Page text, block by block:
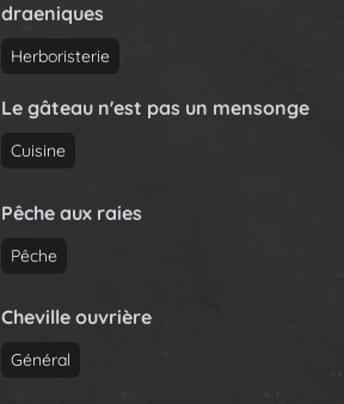
draeniques
Herboristerie
Le gâteau n'est pas un mensonge
Cuisine
Pêche aux raies
Pêche
Cheville ouvrière
Général